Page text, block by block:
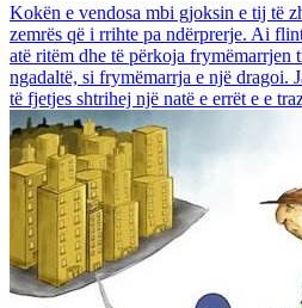
Kokën e vendosa mbi gjoksin e tij të
zemrës që i rrihte pa ndërprerje. Ai
atë ritëm dhe të përkoja frymëmarrjen
ngadaltë, si frymëmarrja e një dragoi.
të fjetjes shtrihej një natë e errët e e